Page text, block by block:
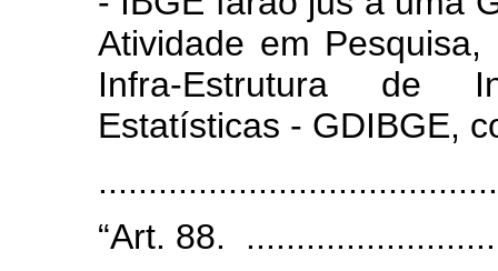
Atividade em
Infra-Estrutura de
Estatísticas - GDIBGE,
“Art. 88.